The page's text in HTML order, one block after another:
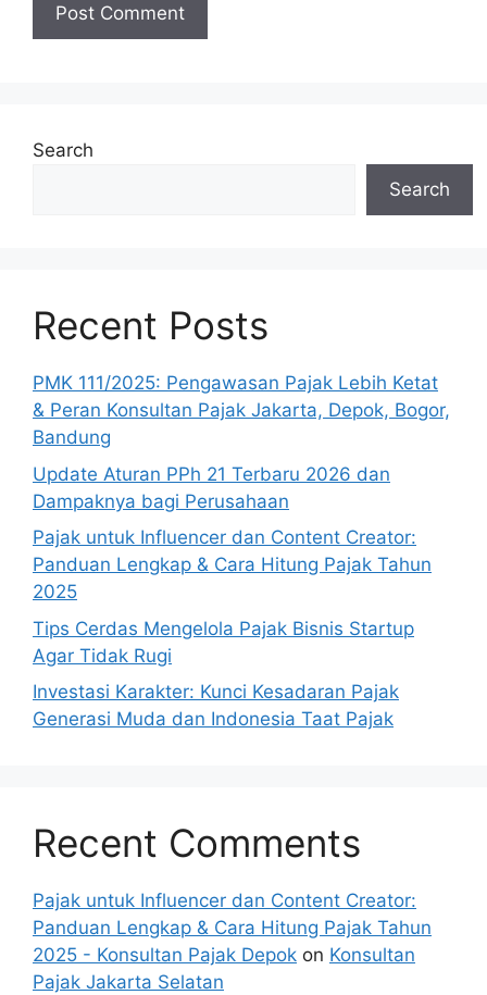
Search
Search
Recent Posts
PMK 111/2025: Pengawasan Pajak Lebih Ketat
& Peran Konsultan Pajak Jakarta, Depok, Bogor,
Bandung
Update Aturan PPh 21 Terbaru 2026 dan
Dampaknya bagi Perusahaan
Pajak untuk Influencer dan Content Creator:
Panduan Lengkap & Cara Hitung Pajak Tahun
2025
Tips Cerdas Mengelola Pajak Bisnis Startup
Agar Tidak Rugi
Investasi Karakter: Kunci Kesadaran Pajak
Generasi Muda dan Indonesia Taat Pajak
Recent Comments
Pajak untuk Influencer dan Content Creator:
Panduan Lengkap & Cara Hitung Pajak Tahun
2025 - Konsultan Pajak Depok on Konsultan
Pajak Jakarta Selatan